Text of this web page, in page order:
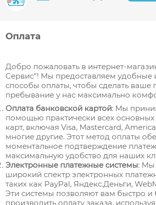
Оплата
Добро пожаловать в интернет-
Сервис”! Мы предоставляем удобные
способы оплаты, чтобы сделать ваше
пребывание у нас максимально
Оплата банковской картой: Мы
помощью практически всех основных
карт, включая Visa, Mastercard,
многие другие. Этот метод оплаты
моментальное подтверждение
максимальную удобство для наших
Электронные платежные системы: Мы
широкий спектр электронных
таких как PayPal, Яндекс.Деньги,
Эти системы позволяют вам быстро и
производить оплату заказа,